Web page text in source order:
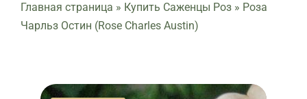
ДОСТАВКА И ОПЛАТА
КЛУБ РОЗОВОДОВ
Главная страница » Купить Саженцы Роз » Роза
Чарльз Остин (Rose Charles Austin)